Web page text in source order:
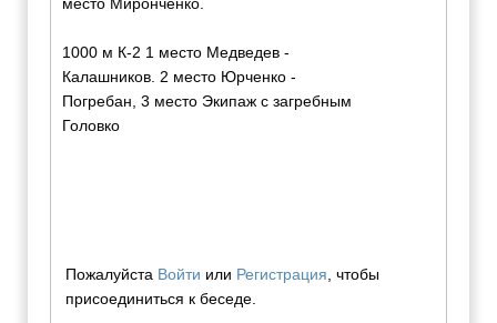
1000 м К-2 1 место Медведев -
Калашников. 2 место Юрченко -
Погребан, 3 место Экипаж с загребным
Головко
Пожалуйста Войти или Регистрация, чтобы
присоединиться к беседе.